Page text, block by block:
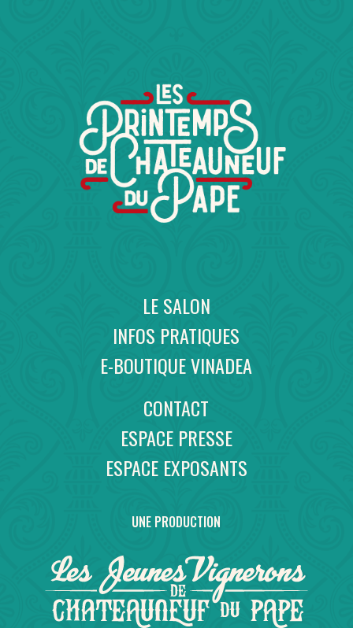
LE SALON
INFOS PRATIQUES
E-BOUTIQUE VINADEA
CONTACT
ESPACE PRESSE
ESPACE EXPOSANTS
UNE PRODUCTION